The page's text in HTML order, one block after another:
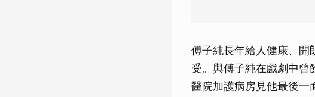
傅子純長年給人健康、開
受。與傅子純在戲劇中曾
醫院加護病房見他最後一